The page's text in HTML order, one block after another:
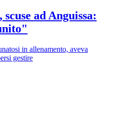
ad Anguissa:
in allenamento, aveva
gestire